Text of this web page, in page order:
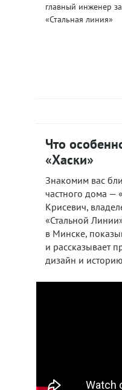
главный инженер
«Стальная линия»
Что
«Хаски»
Знакомим вас
частного дома —
Крисевич,
«Стальной
в Минске,
и рассказывает
дизайн и